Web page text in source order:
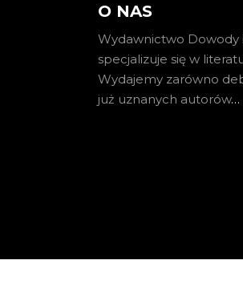
O NAS
Wydawnictwo Dowody
specjalizuje się w
Wydajemy zarówno
już uznanych autorów…